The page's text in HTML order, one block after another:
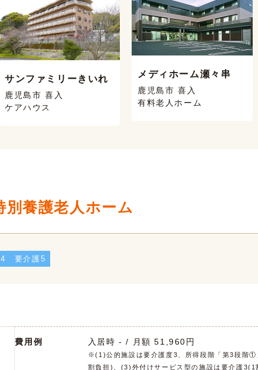
サンファミリーきいれ
鹿児島市 喜入
ケアハウス
メディホーム瀬々串
鹿児島市 喜入
有料老人ホーム
養護老人ホーム
要介護5
費用例 入居時 - / 月額 51,960円
※(1)公的施設は要介護度3、所得段階「第3段階
割負担)、(3)外付けサービス型の施設は要介護